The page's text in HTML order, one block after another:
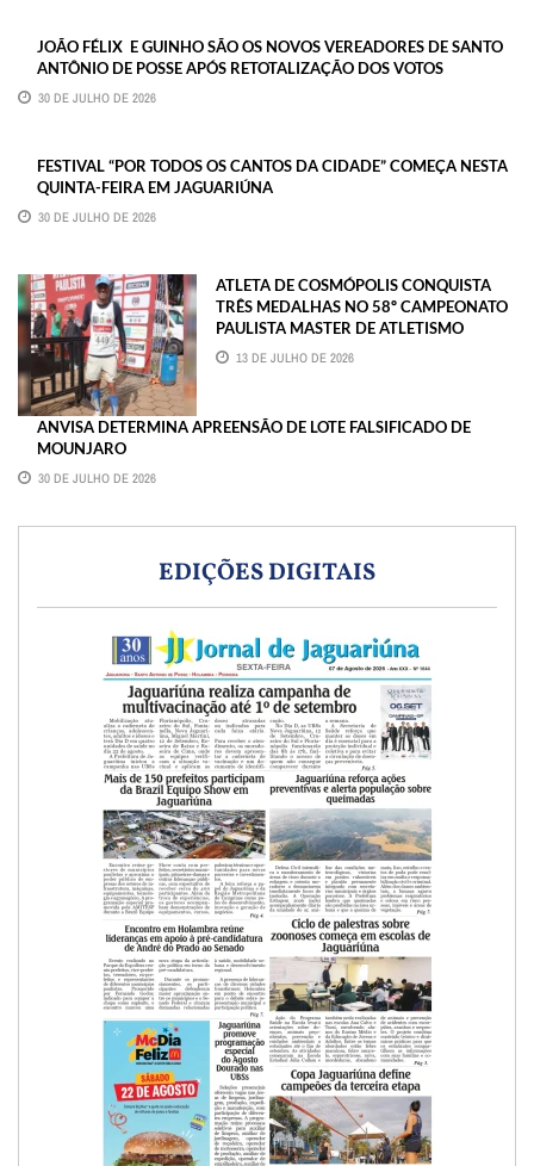
JOÃO FÉLIX E GUINHO SÃO OS NOVOS VEREADORES DE SANTO
ANTÔNIO DE POSSE APÓS RETOTALIZAÇÃO DOS VOTOS
30 DE JULHO DE 2026
FESTIVAL “POR TODOS OS CANTOS DA CIDADE” COMEÇA NESTA
QUINTA-FEIRA EM JAGUARIÚNA
30 DE JULHO DE 2026
ATLETA DE COSMÓPOLIS CONQUISTA
TRÊS MEDALHAS NO 58º CAMPEONATO
PAULISTA MASTER DE ATLETISMO
13 DE JULHO DE 2026
ANVISA DETERMINA APREENSÃO DE LOTE FALSIFICADO DE
MOUNJARO
30 DE JULHO DE 2026
EDIÇÕES DIGITAIS